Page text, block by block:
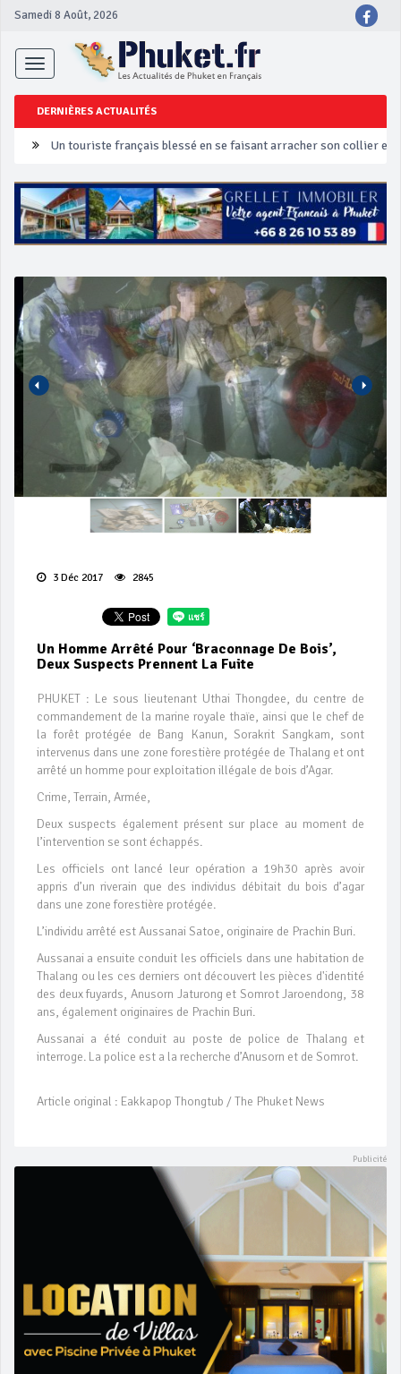
Samedi 8 Août, 2026
Toggle
navigation
DERNIÈRES ACTUALITÉS
Un touriste français blessé en se faisant arracher son collier en
Phuket Peranakan Festival
‘Phuket Eye’ assurera la sécurité pendant Songkran
Campagne de sécurité routière ‘Seven Days of Danger’ de
3 Déc 2017 2845
Un Homme Arrêté Pour ‘braconnage De Bois’,
Deux Suspects Prennent La Fuite
PHUKET : Le sous lieutenant Uthai Thongdee, du centre de
commandement de la marine royale thaïe, ainsi que le chef de
la forêt protégée de Bang Kanun, Sorakrit Sangkam, sont
intervenus dans une zone forestière protégée de Thalang et ont
arrêté un homme pour exploitation illégale de bois d’Agar.
Crime, Terrain, Armée,
Deux suspects également présent sur place au moment de
l’intervention se sont échappés.
Les officiels ont lancé leur opération a 19h30 après avoir
appris d’un riverain que des individus débitait du bois d’agar
dans une zone forestière protégée.
L’individu arrêté est Aussanai Satoe, originaire de Prachin Buri.
Aussanai a ensuite conduit les officiels dans une habitation de
Thalang ou les ces derniers ont découvert les pièces d'identité
des deux fuyards, Anusorn Jaturong et Somrot Jaroendong, 38
ans, également originaires de Prachin Buri.
Aussanai a été conduit au poste de police de Thalang et
interroge. La police est a la recherche d’Anusorn et de Somrot.
Article original : Eakkapop Thongtub / The Phuket News